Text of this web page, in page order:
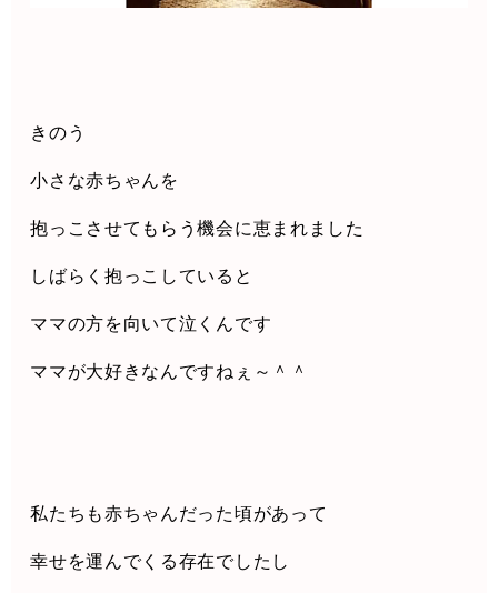
きのう
小さな赤ちゃんを
抱っこさせてもらう機会に恵まれました
しばらく抱っこしていると
ママの方を向いて泣くんです
ママが大好きなんですねぇ～＾＾
私たちも赤ちゃんだった頃があって
幸せを運んでくる存在でしたし